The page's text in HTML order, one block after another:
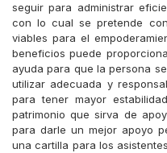
seguir para administrar
con lo cual se pretende
viables para el
beneficios puede
ayuda para que la persona
utilizar adecuada y
para tener mayor
patrimonio que sirva de
para darle un mejor apoyo
una cartilla para los